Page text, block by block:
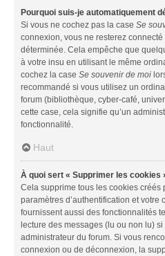
Pourquoi suis-je automatiquement
Si vous ne cochez pas la case Se
connexion, vous ne resterez
déterminée. Cela empêche que
à votre insu en utilisant le même
cochez la case Se souvenir de moi
recommandé si vous utilisez un
forum (bibliothèque, cyber-café,
cette case, cela signifie qu’un
fonctionnalité.
Haut
À quoi sert « Supprimer les cookies
Cela supprime tous les cookies créés
paramètres d’authentification et votre
fournissent aussi des fonctionnalités
lecture des messages (lu ou non lu)
administrateur du forum. Si vous
connexion ou de déconnexion, la